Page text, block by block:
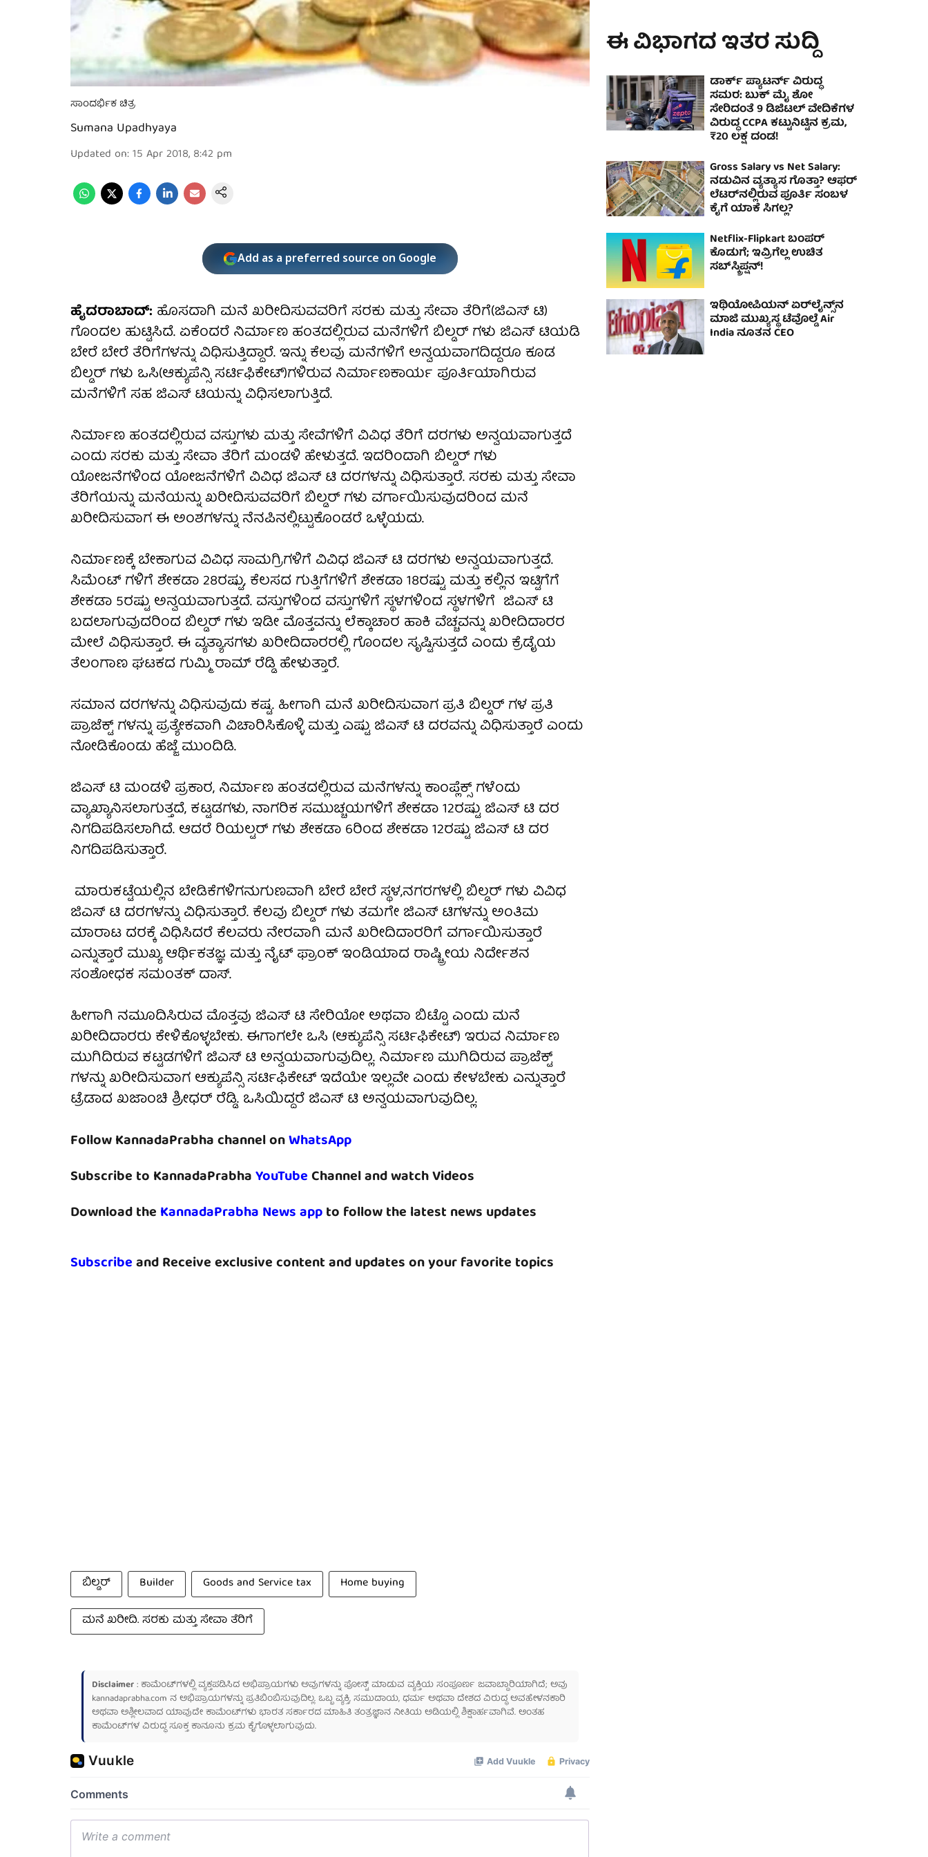
ಸಾಂದರ್ಭಿಕ ಚಿತ್ರ
Sumana Upadhyaya
Updated on:15 Apr 2018, 8:42 pm
Add as a preferred source on Google
ಹೈದರಾಬಾದ್: ಹೊಸದಾಗಿ ಮನೆ ಖರೀದಿಸುವವರಿಗೆ ಸರಕು ಮತ್ತು ಸೇವಾ ತೆರಿಗೆ(ಜಿಎಸ್ ಟಿ)
ಗೊಂದಲ ಹುಟ್ಟಿಸಿದೆ. ಏಕೆಂದರೆ ನಿರ್ಮಾಣ ಹಂತದಲ್ಲಿರುವ ಮನೆಗಳಿಗೆ ಬಿಲ್ಡರ್ ಗಳು ಜಿಎಸ್ ಟಿಯಡಿ
ಬೇರೆ ಬೇರೆ ತೆರಿಗೆಗಳನ್ನು ವಿಧಿಸುತ್ತಿದ್ದಾರೆ. ಇನ್ನು ಕೆಲವು ಮನೆಗಳಿಗೆ ಅನ್ವಯವಾಗದಿದ್ದರೂ ಕೂಡ
ಬಿಲ್ಡರ್ ಗಳು ಒಸಿ(ಆಕ್ಯುಪೆನ್ಸಿ ಸರ್ಟಿಫಿಕೇಟ್)ಗಳಿರುವ ನಿರ್ಮಾಣಕಾರ್ಯ ಪೂರ್ತಿಯಾಗಿರುವ
ಮನೆಗಳಿಗೆ ಸಹ ಜಿಎಸ್ ಟಿಯನ್ನು ವಿಧಿಸಲಾಗುತ್ತಿದೆ.
ನಿರ್ಮಾಣ ಹಂತದಲ್ಲಿರುವ ವಸ್ತುಗಳು ಮತ್ತು ಸೇವೆಗಳಿಗೆ ವಿವಿಧ ತೆರಿಗೆ ದರಗಳು ಅನ್ವಯವಾಗುತ್ತದೆ
ಎಂದು ಸರಕು ಮತ್ತು ಸೇವಾ ತೆರಿಗೆ ಮಂಡಳಿ ಹೇಳುತ್ತದೆ. ಇದರಿಂದಾಗಿ ಬಿಲ್ಡರ್ ಗಳು
ಯೋಜನೆಗಳಿಂದ ಯೋಜನೆಗಳಿಗೆ ವಿವಿಧ ಜಿಎಸ್ ಟಿ ದರಗಳನ್ನು ವಿಧಿಸುತ್ತಾರೆ. ಸರಕು ಮತ್ತು ಸೇವಾ
ತೆರಿಗೆಯನ್ನು ಮನೆಯನ್ನು ಖರೀದಿಸುವವರಿಗೆ ಬಿಲ್ಡರ್ ಗಳು ವರ್ಗಾಯಿಸುವುದರಿಂದ ಮನೆ
ಖರೀದಿಸುವಾಗ ಈ ಅಂಶಗಳನ್ನು ನೆನಪಿನಲ್ಲಿಟ್ಟುಕೊಂಡರೆ ಒಳ್ಳೆಯದು.
ನಿರ್ಮಾಣಕ್ಕೆ ಬೇಕಾಗುವ ವಿವಿಧ ಸಾಮಗ್ರಿಗಳಿಗೆ ವಿವಿಧ ಜಿಎಸ್ ಟಿ ದರಗಳು ಅನ್ವಯವಾಗುತ್ತದೆ.
ಸಿಮೆಂಟ್ ಗಳಿಗೆ ಶೇಕಡಾ 28ರಷ್ಟು, ಕೆಲಸದ ಗುತ್ತಿಗೆಗಳಿಗೆ ಶೇಕಡಾ 18ರಷ್ಟು ಮತ್ತು ಕಲ್ಲಿನ ಇಟ್ಟಿಗೆಗೆ
ಶೇಕಡಾ 5ರಷ್ಟು ಅನ್ವಯವಾಗುತ್ತದೆ. ವಸ್ತುಗಳಿಂದ ವಸ್ತುಗಳಿಗೆ ಸ್ಥಳಗಳಿಂದ ಸ್ಥಳಗಳಿಗೆ ಜಿಎಸ್ ಟಿ
ಬದಲಾಗುವುದರಿಂದ ಬಿಲ್ಡರ್ ಗಳು ಇಡೀ ಮೊತ್ತವನ್ನು ಲೆಕ್ಕಾಚಾರ ಹಾಕಿ ವೆಚ್ಚವನ್ನು ಖರೀದಿದಾರರ
ಮೇಲೆ ವಿಧಿಸುತ್ತಾರೆ. ಈ ವ್ಯತ್ಯಾಸಗಳು ಖರೀದಿದಾರರಲ್ಲಿ ಗೊಂದಲ ಸೃಷ್ಟಿಸುತ್ತದೆ ಎಂದು ಕ್ರೆಡೈಯ
ತೆಲಂಗಾಣ ಘಟಕದ ಗುಮ್ಮಿ ರಾಮ್ ರೆಡ್ಡಿ ಹೇಳುತ್ತಾರೆ.
ಸಮಾನ ದರಗಳನ್ನು ವಿಧಿಸುವುದು ಕಷ್ಟ. ಹೀಗಾಗಿ ಮನೆ ಖರೀದಿಸುವಾಗ ಪ್ರತಿ ಬಿಲ್ಡರ್ ಗಳ ಪ್ರತಿ
ಪ್ರಾಜೆಕ್ಟ್ ಗಳನ್ನು ಪ್ರತ್ಯೇಕವಾಗಿ ವಿಚಾರಿಸಿಕೊಳ್ಳಿ ಮತ್ತು ಎಷ್ಟು ಜಿಎಸ್ ಟಿ ದರವನ್ನು ವಿಧಿಸುತ್ತಾರೆ ಎಂದು
ನೋಡಿಕೊಂಡು ಹೆಜ್ಜೆ ಮುಂದಿಡಿ.
ಜಿಎಸ್ ಟಿ ಮಂಡಳಿ ಪ್ರಕಾರ, ನಿರ್ಮಾಣ ಹಂತದಲ್ಲಿರುವ ಮನೆಗಳನ್ನು ಕಾಂಪ್ಲೆಕ್ಸ್ ಗಳೆಂದು
ವ್ಯಾಖ್ಯಾನಿಸಲಾಗುತ್ತದೆ, ಕಟ್ಟಡಗಳು, ನಾಗರಿಕ ಸಮುಚ್ಚಯಗಳಿಗೆ ಶೇಕಡಾ 12ರಷ್ಟು ಜಿಎಸ್ ಟಿ ದರ
ನಿಗದಿಪಡಿಸಲಾಗಿದೆ. ಆದರೆ ರಿಯಲ್ಟರ್ ಗಳು ಶೇಕಡಾ 6ರಿಂದ ಶೇಕಡಾ 12ರಷ್ಟು ಜಿಎಸ್ ಟಿ ದರ
ನಿಗದಿಪಡಿಸುತ್ತಾರೆ.
ಮಾರುಕಟ್ಟೆಯಲ್ಲಿನ ಬೇಡಿಕೆಗಳಿಗನುಗುಣವಾಗಿ ಬೇರೆ ಬೇರೆ ಸ್ಥಳ,ನಗರಗಳಲ್ಲಿ ಬಿಲ್ಡರ್ ಗಳು ವಿವಿಧ
ಜಿಎಸ್ ಟಿ ದರಗಳನ್ನು ವಿಧಿಸುತ್ತಾರೆ. ಕೆಲವು ಬಿಲ್ಡರ್ ಗಳು ತಮಗೇ ಜಿಎಸ್ ಟಿಗಳನ್ನು ಅಂತಿಮ
ಮಾರಾಟ ದರಕ್ಕೆ ವಿಧಿಸಿದರೆ ಕೆಲವರು ನೇರವಾಗಿ ಮನೆ ಖರೀದಿದಾರರಿಗೆ ವರ್ಗಾಯಿಸುತ್ತಾರೆ
ಎನ್ನುತ್ತಾರೆ ಮುಖ್ಯ ಆರ್ಥಿಕತಜ್ಞ ಮತ್ತು ನೈಟ್ ಫ್ರಾಂಕ್ ಇಂಡಿಯಾದ ರಾಷ್ಚ್ರೀಯ ನಿರ್ದೇಶನ
ಸಂಶೋಧಕ ಸಮಂತಕ್ ದಾಸ್.
ಹೀಗಾಗಿ ನಮೂದಿಸಿರುವ ಮೊತ್ತವು ಜಿಎಸ್ ಟಿ ಸೇರಿಯೋ ಅಥವಾ ಬಿಟ್ಟೊ ಎಂದು ಮನೆ
ಖರೀದಿದಾರರು ಕೇಳಿಕೊಳ್ಳಬೇಕು. ಈಗಾಗಲೇ ಒಸಿ (ಆಕ್ಯುಪೆನ್ಸಿ ಸರ್ಟಿಫಿಕೇಟ್) ಇರುವ ನಿರ್ಮಾಣ
ಮುಗಿದಿರುವ ಕಟ್ಟಡಗಳಿಗೆ ಜಿಎಸ್ ಟಿ ಅನ್ವಯವಾಗುವುದಿಲ್ಲ. ನಿರ್ಮಾಣ ಮುಗಿದಿರುವ ಪ್ರಾಜೆಕ್ಟ್
ಗಳನ್ನು ಖರೀದಿಸುವಾಗ ಆಕ್ಯುಪೆನ್ಸಿ ಸರ್ಟಿಫಿಕೇಟ್ ಇದೆಯೇ ಇಲ್ಲವೇ ಎಂದು ಕೇಳಬೇಕು ಎನ್ನುತ್ತಾರೆ
ಟ್ರೆಡಾದ ಖಜಾಂಚಿ ಶ್ರೀಧರ್ ರೆಡ್ಡಿ. ಒಸಿಯಿದ್ದರೆ ಜಿಎಸ್ ಟಿ ಅನ್ವಯವಾಗುವುದಿಲ್ಲ.
Follow KannadaPrabha channel onWhatsApp
Subscribe to KannadaPrabhaYouTubeChannel and watch Videos
Download the KannadaPrabha News appto follow the latest news updates
Subscribeand Receive exclusive content and updates on your favorite topics
ಬಿಲ್ಡರ್ Builder Goods and Service tax
Home buying
ಮನೆ ಖರೀದಿ. ಸರಕು ಮತ್ತು ಸೇವಾ ತೆರಿಗೆ
Disclaimer: ಕಾಮೆಂಟ್‌ಗಳಲ್ಲಿ ವ್ಯಕ್ತಪಡಿಸಿದ ಅಭಿಪ್ರಾಯಗಳು ಅವುಗಳನ್ನು ಪೋಸ್ಟ್ ಮಾಡುವ ವ್ಯಕ್ತಿಯ ಸಂಪೂರ್ಣ ಜವಾಬ್ದಾರಿಯಾಗಿದೆ; ಅವು
kannadaprabha.com ನ ಅಭಿಪ್ರಾಯಗಳನ್ನು ಪ್ರತಿಬಿಂಬಿಸುವುದಿಲ್ಲ. ಒಬ್ಬ ವ್ಯಕ್ತಿ, ಸಮುದಾಯ, ಧರ್ಮ ಅಥವಾ ದೇಶದ ವಿರುದ್ಧ ಅವಹೇಳನಕಾರಿ
ಅಥವಾ ಅಶ್ಲೀಲವಾದ ಯಾವುದೇ ಕಾಮೆಂಟ್‌ಗಳು ಭಾರತ ಸರ್ಕಾರದ ಮಾಹಿತಿ ತಂತ್ರಜ್ಞಾನ ನೀತಿಯ ಅಡಿಯಲ್ಲಿ ಶಿಕ್ಷಾರ್ಹವಾಗಿವೆ. ಅಂತಹ
ಕಾಮೆಂಟ್‌ಗಳ ವಿರುದ್ಧ ಸೂಕ್ತ ಕಾನೂನು ಕ್ರಮ ಕೈಗೊಳ್ಳಲಾಗುವುದು.
ಈ ವಿಭಾಗದ ಇತರ ಸುದ್ದಿ
ಡಾರ್ಕ್‌ ಪ್ಯಾಟರ್ನ್‌ ವಿರುದ್ಧ
ಸಮರ: ಬುಕ್ ಮೈ ಶೋ
ಸೇರಿದಂತೆ 9 ಡಿಜಿಟಲ್‌ ವೇದಿಕೆಗಳ
ವಿರುದ್ಧ CCPA ಕಟ್ಟುನಿಟ್ಟಿನ ಕ್ರಮ,
₹20 ಲಕ್ಷ ದಂಡ!
Gross Salary vs Net Salary:
ನಡುವಿನ ವ್ಯತ್ಯಾಸ ಗೊತ್ತಾ? ಆಫರ್
ಲೆಟರ್‌ನಲ್ಲಿರುವ ಪೂರ್ತಿ ಸಂಬಳ
ಕೈಗೆ ಯಾಕೆ ಸಿಗಲ್ಲ?
Netflix-Flipkart ಬಂಪರ್
ಕೊಡುಗೆ; ಇವ್ರಿಗೆಲ್ಲ ಉಚಿತ
ಸಬ್‌ಸ್ಕ್ರಿಪ್ಷನ್!
ಇಥಿಯೋಪಿಯನ್ ಏರ್‌ಲೈನ್ಸ್‌ನ
ಮಾಜಿ ಮುಖ್ಯಸ್ಥ ಟೆವೊಲ್ಡೆ Air
India ನೂತನ CEO